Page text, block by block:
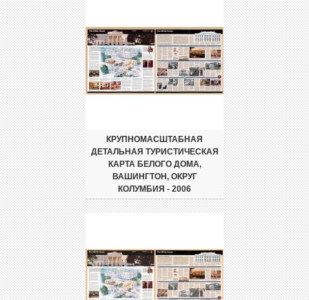
КРУПНОМАСШТАБНАЯ
ДЕТАЛЬНАЯ ТУРИСТИЧЕСКАЯ
КАРТА БЕЛОГО ДОМА,
ВАШИНГТОН, ОКРУГ
КОЛУМБИЯ - 2006